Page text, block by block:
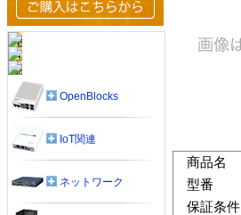
商品名
型番
保証条件
OpenBlocks
IoT関連
ネットワーク